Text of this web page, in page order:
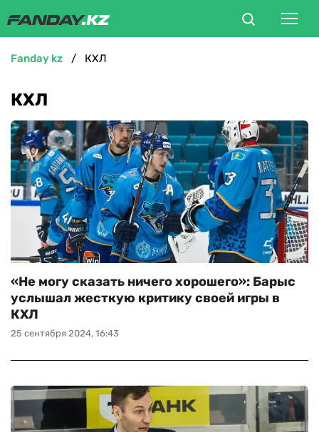
ММА
ТЕННИС
ХОККЕЙ
ФУТЗАЛ
ВЕЛОСПОРТ
ЧМ-2026
БУКМЕКЕРЫ
fanday kz КХЛ
КХЛ
25 сентября 2024, 16:43
«Не могу сказать ничего хорошего‎»: Барыс
услышал жесткую критику своей игры в
КХЛ